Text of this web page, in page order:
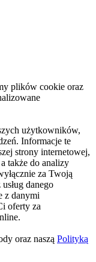
plików cookie oraz
użytkowników,
Informacje te
strony internetowej,
także do analizy
za Twoją
danego
z danymi
oferty za
oraz naszą Polityką